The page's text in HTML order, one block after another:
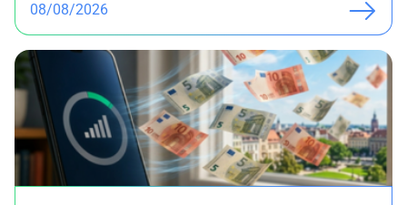
08/08/2026